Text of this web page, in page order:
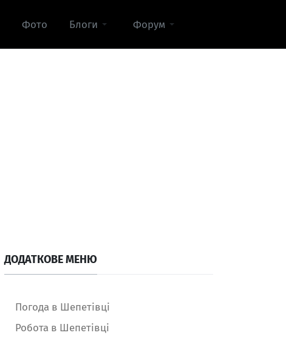
Фото Блоги Форум
ДОДАТКОВЕ МЕНЮ
Погода в Шепетівці
Робота в Шепетівці